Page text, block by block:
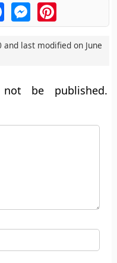
FacebookMessengerPinterest
and last modified on June
be published.